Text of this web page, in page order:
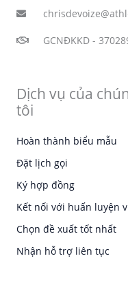
GCNĐKKD -
Dịch vụ của
tôi
Hoàn thành biểu mẫu
Đặt lịch gọi
Ký hợp đồng
Kết nối với huấn luyện
Chọn đề xuất tốt nhất
Nhận hỗ trợ liên tục